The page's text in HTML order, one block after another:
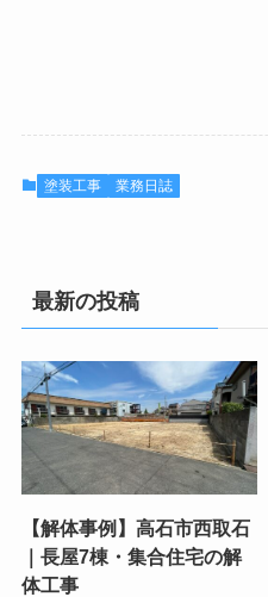
塗装工事 業務日誌
最新の投稿
【解体事例】高石市西取石
｜長屋7棟・集合住宅の解
体工事